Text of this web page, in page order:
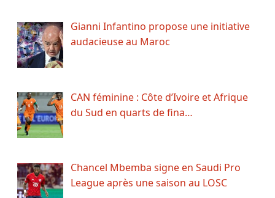
Gianni Infantino propose une initiative
audacieuse au Maroc
CAN féminine : Côte d’Ivoire et Afrique
du Sud en quarts de fina…
Chancel Mbemba signe en Saudi Pro
League après une saison au LOSC